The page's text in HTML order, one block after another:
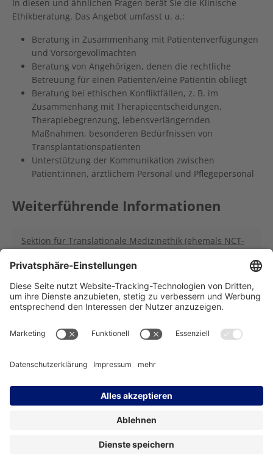
In diesen und ähnlichen Fragen berät Sie die Klinische
Ethikberatung. Das Angebot umfasst u. a.:
Beratung in Zusammenhang mit Patientenverfügungen
und Vorsorgevollmachten
Beratung von Angehörigen, denen die rechtliche
Betreuung für einen Patienten/eine Patientin obliegt
Beratung bei ethischen Konfliktfällen, z. B. im
Zusammenhang mit Therapieentscheidungen,
Therapiebegrenzung, lebensverlängernden
Maßnahmen, besonderen Bedürfnissen von
Transplantationspatienten
Unterstützung der Kommunikation zwischen
Patient:innen, ärztlichem Personal und Pflegepersonal
Weiterführende Informationen
Sektion für Translationale Medizinethik (ehemals NCT-
FacebookInstagramLinkedIn
Impressum Datenschutz Kontakt Barrierefreiheit